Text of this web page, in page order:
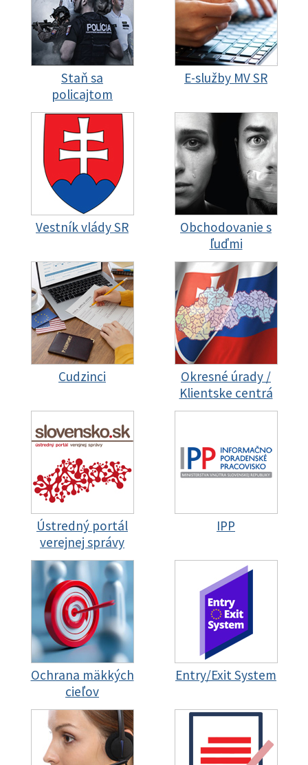
Staň sa
policajtom
E-služby MV SR
Vestník vlády SR
Obchodovanie s
ľuďmi
Cudzinci
Okresné úrady /
Klientske centrá
Ústredný portál
verejnej správy
IPP
Ochrana mäkkých
cieľov
Entry/Exit System